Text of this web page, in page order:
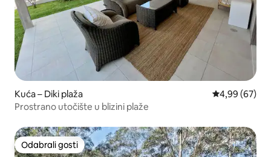
Kuća – Diki plaža Prosječna
4,99 (67)
Prostrano utočište u blizini plaže
Odabrali gosti
Odabrali gosti